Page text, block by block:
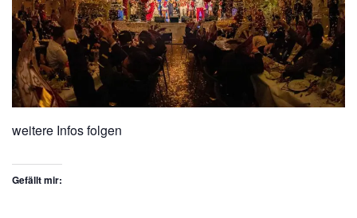
weitere Infos folgen
Gefällt mir: